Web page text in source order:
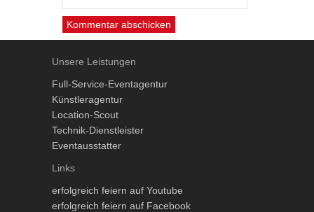
Unsere Leistungen
Full-Service-Eventagentur
Künstleragentur
Location-Scout
Technik-Dienstleister
Eventausstatter
Links
erfolgreich feiern auf Youtube
erfolgreich feiern auf Facebook